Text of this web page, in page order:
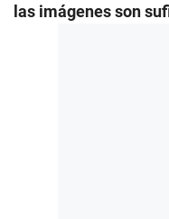
las imágenes son